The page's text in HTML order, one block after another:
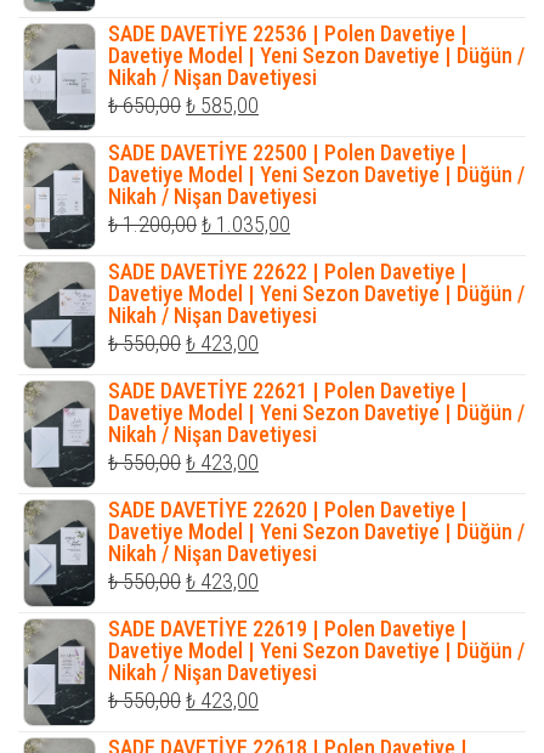
fiyat:
₺ 1.900,00.fiyat:
₺ 1.728,00.
SADE DAVETİYE 22536 | Polen Davetiye |
Davetiye Model | Yeni Sezon Davetiye | Düğün /
Nikah / Nişan Davetiyesi
₺650,00Orijinal
fiyat:
₺ 650,00.
₺ 585,00
fiyat:
₺ 585,00.
SADE DAVETİYE 22500 | Polen Davetiye |
Davetiye Model | Yeni Sezon Davetiye | Düğün /
Nikah / Nişan Davetiyesi
₺1.200,00Orijinal
fiyat:
₺ 1.200,00.
₺ 1.035,00
fiyat:
₺ 1.035,00.
SADE DAVETİYE 22622 | Polen Davetiye |
Davetiye Model | Yeni Sezon Davetiye | Düğün /
Nikah / Nişan Davetiyesi
₺550,00Orijinal
fiyat:
₺ 550,00.
₺ 423,00
fiyat:
₺ 423,00.
SADE DAVETİYE 22621 | Polen Davetiye |
Davetiye Model | Yeni Sezon Davetiye | Düğün /
Nikah / Nişan Davetiyesi
₺550,00Orijinal
fiyat:
₺ 550,00.
₺ 423,00
fiyat:
₺ 423,00.
SADE DAVETİYE 22620 | Polen Davetiye |
Davetiye Model | Yeni Sezon Davetiye | Düğün /
Nikah / Nişan Davetiyesi
₺550,00Orijinal
fiyat:
₺ 550,00.
₺ 423,00
fiyat:
₺ 423,00.
SADE DAVETİYE 22619 | Polen Davetiye |
Davetiye Model | Yeni Sezon Davetiye | Düğün /
Nikah / Nişan Davetiyesi
₺550,00Orijinal
fiyat:
₺ 423,00
SADE DAVETİYE 22618 | Polen Davetiye |